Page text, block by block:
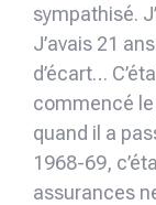
sympathisé.
J’avais 21
d’écart…
commencé
quand il a
1968-69,
assurances